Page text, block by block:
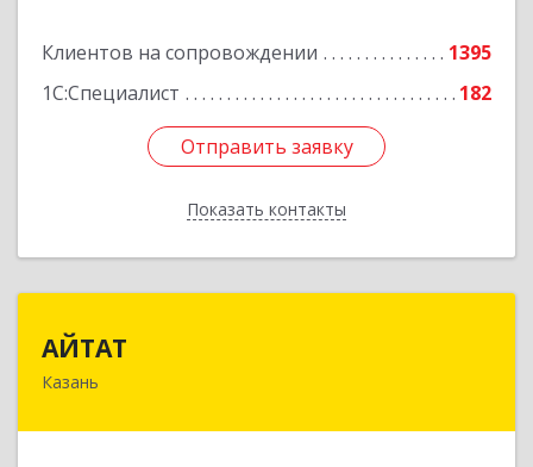
Клиентов на сопровождении
1395
1С:Специалист
182
Отправить заявку
Показать контакты
Отправить заявку
Назад
АЙТАТ
Казань